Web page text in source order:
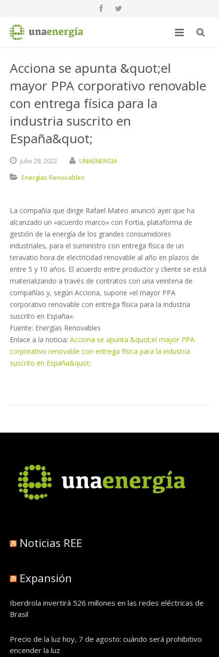
Acciona se apunta &quot;el
mayor PPA corporativo renovable
con entrega física para la
industria suscrito en
España&quot;
julio 28,2022
UNAENERGIA
Energías Renovables
La compañía que dirige Rafael Mateo anunció ayer que ha
alcanzado un «acuerdo marco» con Fortia, plataforma de
gestión de la energía de los grandes consumidores
industriales, para el suministro con entrega física de un
teravatio hora de electricidad renovable al año en plazos de
entre 5 y 10 años. El acuerdo entre productor y cliente se está
materializando a través de contratos con una veintena de
compañías y, según Acciona, supone «el mayor PPA
corporativo renovable con entrega física para la industria
suscrito en España».
Fuente: Energías Renovables
Enlace a la noticia: Acciona se apunta &quot;el mayor PPA
corporativo renovable con entrega física para la industria
suscrito en España&quot;
Noticias REE
Expansión
Iberdrola invertirá 526 millones en las redes eléctricas de
Brasil
Precio de la luz hoy, 7 de agosto: cuándo será prohibitivo
encender la luz